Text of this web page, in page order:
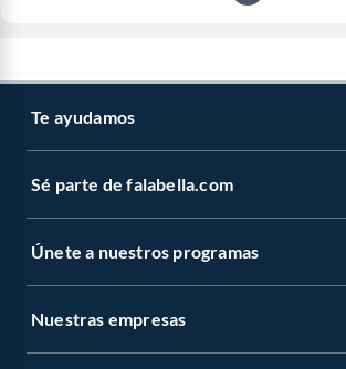
Te ayudamos
Sé parte de falabella.com
Únete a nuestros programas
Nuestras empresas